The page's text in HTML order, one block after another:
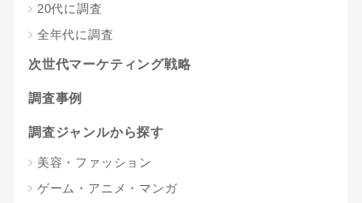
20代に調査
全年代に調査
次世代マーケティング戦略
調査事例
調査ジャンルから探す
美容・ファッション
ゲーム・アニメ・マンガ